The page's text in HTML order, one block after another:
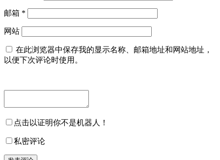
邮箱 *
网站
在此浏览器中保存我的显示名称、邮箱地址和网站地址，
以便下次评论时使用。
点击以证明你不是机器人！
私密评论